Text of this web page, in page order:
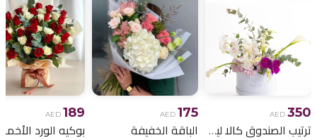
AED 350
ترتيب الصندوق كالا ليلي
AED 175
الباقة الخفيفة
AED 189